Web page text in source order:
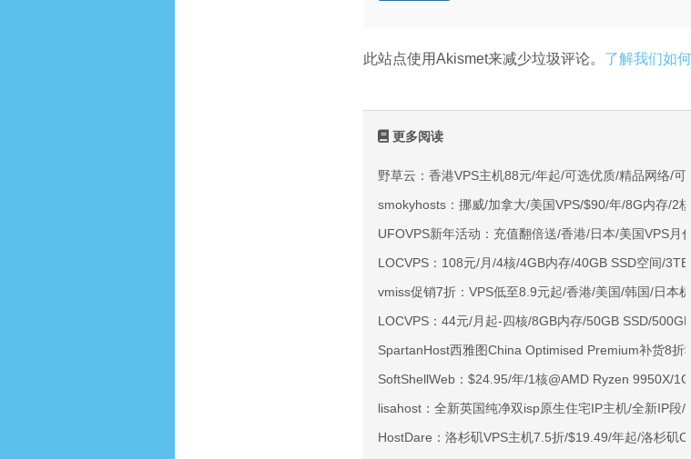
此站点使用Akismet来减少垃圾评论。 了解我们如
更多阅读
野草云：香港VPS主机88元/年起/可选优质/精品网络/
smokyhosts：挪威/加拿大/美国VPS/$90/年/8G内存/2
UFOVPS新年活动：充值翻倍送/香港/日本/美国VPS月
LOCVPS：108元/月/4核/4GB内存/40GB SSD空间/
vmiss促销7折：VPS低至8.9元起/香港/美国/韩国/日本
LOCVPS：44元/月起-四核/8GB内存/50GB SSD/
SpartanHost西雅图China Optimised Premium补货8
SoftShellWeb：$24.95/年/1核@AMD Ryzen 9950X/
lisahost：全新英国纯净双isp原生住宅IP主机/全新IP段
HostDare：洛杉矶VPS主机7.5折/$19.49/年起/洛杉矶